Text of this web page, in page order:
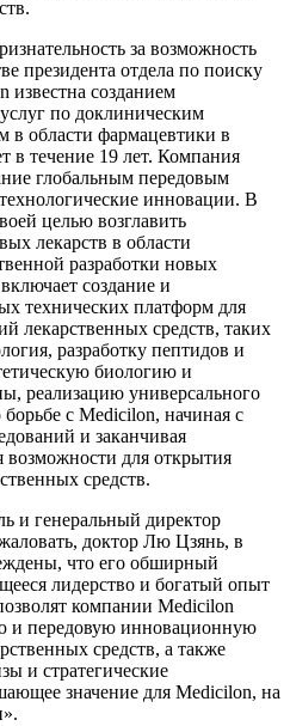
за возможность
президента отдела по поиску
известна созданием
по доклиническим
в области фармацевтики в
в течение 19 лет. Компания
глобальным передовым
инновации. В
целью возглавить
лекарств в области
разработки новых
создание и
технических платформ для
лекарственных средств, таких
разработку пептидов и
биологию и
реализацию универсального
с Medicilon, начиная с
и заканчивая
для открытия
средств.
и генеральный директор
доктор Лю Цзянь, в
что его обширный
лидерство и богатый опыт
компании Medicilon
и передовую инновационную
средств, а также
и стратегические
значение для Medicilon, на